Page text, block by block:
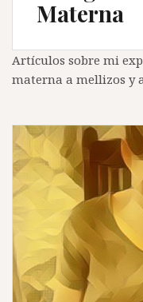
Materna
Artículos sobre mi
materna a mellizos y